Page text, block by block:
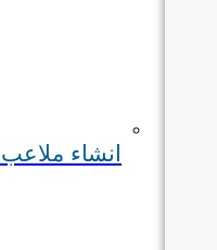
انشاء ملاعب بادبول